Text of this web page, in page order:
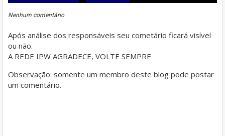
Nenhum comentário
Após análise dos responsáveis seu cometário ficará visível
ou não.
A REDE IPW AGRADECE, VOLTE SEMPRE
Observação: somente um membro deste blog pode postar
um comentário.